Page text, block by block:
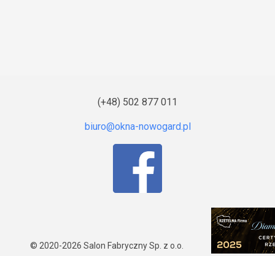
(+48) 502 877 011
© 2020-2026 Salon Fabryczny Sp. z o.o.